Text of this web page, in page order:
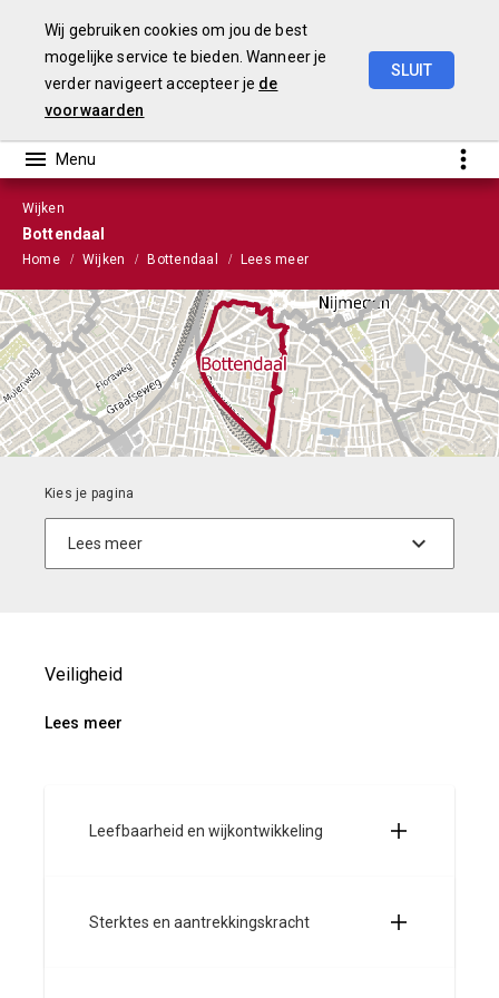
Wij gebruiken cookies om jou de best
mogelijke service te bieden. Wanneer je
verder navigeert accepteer je de
voorwaarden
SLUIT
Wijken
Bottendaal
Home Wijken Bottendaal Lees meer
Veiligheid
Lees meer
Leefbaarheid en wijkontwikkeling
Sterktes en aantrekkingskracht